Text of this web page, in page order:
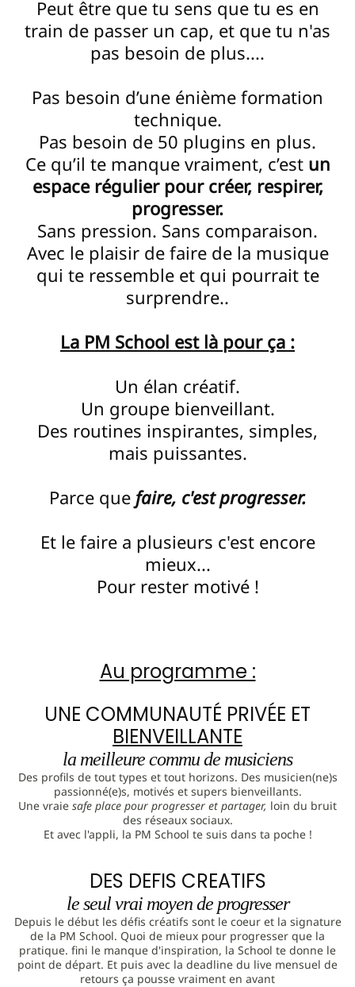
Peut être que tu sens que tu es en
train de passer un cap, et que tu n'as
pas besoin de plus....
Pas besoin d’une énième formation
technique.
Pas besoin de 50 plugins en plus.
Ce qu’il te manque vraiment, c’est un
espace régulier pour créer, respirer,
progresser.
Sans pression. Sans comparaison.
Avec le plaisir de faire de la musique
qui te ressemble et qui pourrait te
surprendre..
La PM School est là pour ça :
Un élan créatif.
Un groupe bienveillant.
Des routines inspirantes, simples,
mais puissantes.
Parce que faire, c'est progresser.
Et le faire a plusieurs c'est encore
mieux...
Pour rester motivé !
Au programme :
UNE COMMUNAUTÉ PRIVÉE ET
BIENVEILLANTE
la meilleure commu de musiciens
Des profils de tout types et tout horizons. Des musicien(ne)s
passionné(e)s, motivés et supers bienveillants.
Une vraie safe place pour progresser et partager, loin du bruit
des réseaux sociaux.
Et avec l'appli, la PM School te suis dans ta poche !
DES DEFIS CREATIFS
le seul vrai moyen de progresser
Depuis le début les défis créatifs sont le coeur et la signature
de la PM School. Quoi de mieux pour progresser que la
pratique. fini le manque d'inspiration, la School te donne le
point de départ. Et puis avec la deadline du live mensuel de
retours ça pousse vraiment en avant